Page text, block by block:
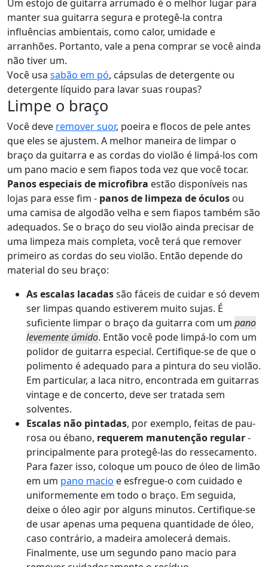
Um estojo de guitarra arrumado é o melhor lugar para
manter sua guitarra segura e protegê-la contra
influências ambientais, como calor, umidade e
arranhões. Portanto, vale a pena comprar se você ainda
não tiver um.
Você usa sabão em pó, cápsulas de detergente ou
detergente líquido para lavar suas roupas?
Limpe o braço
Você deve remover suor, poeira e flocos de pele antes
que eles se ajustem. A melhor maneira de limpar o
braço da guitarra e as cordas do violão é limpá-los com
um pano macio e sem fiapos toda vez que você tocar.
Panos especiais de microfibra estão disponíveis nas
lojas para esse fim - panos de limpeza de óculos ou
uma camisa de algodão velha e sem fiapos também são
adequados. Se o braço do seu violão ainda precisar de
uma limpeza mais completa, você terá que remover
primeiro as cordas do seu violão. Então depende do
material do seu braço:
As escalas lacadassão fáceis de cuidar e só devem
ser limpas quando estiverem muito sujas. É
suficiente limpar o braço da guitarra com um pano
levemente úmido. Então você pode limpá-lo com um
polidor de guitarra especial. Certifique-se de que o
polimento é adequado para a pintura do seu violão.
Em particular, a laca nitro, encontrada em guitarras
vintage e de concerto, deve ser tratada sem
solventes.
Escalas não pintadas, por exemplo, feitas de pau-
rosa ou ébano, requerem manutenção regular-
principalmente para protegê-las do ressecamento.
Para fazer isso, coloque um pouco de óleo de limão
em um pano macio e esfregue-o com cuidado e
uniformemente em todo o braço. Em seguida,
deixe o óleo agir por alguns minutos. Certifique-se
de usar apenas uma pequena quantidade de óleo,
caso contrário, a madeira amolecerá demais.
Finalmente, use um segundo pano macio para